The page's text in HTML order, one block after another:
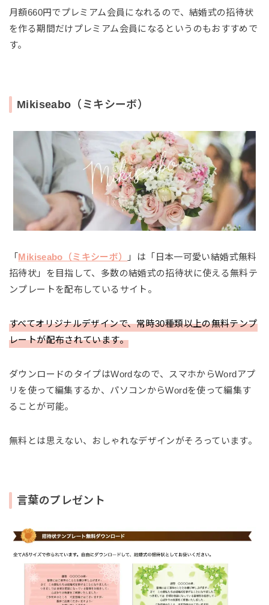
月額660円でプレミアム会員になれるので、結婚式の招待状
を作る期間だけプレミアム会員になるというのもおすすめで
す。
Mikiseabo（ミキシーボ）
「 Mikiseabo（ミキシーボ）
」は「日本一可愛い結婚式無料
招待状」を目指して、多数の結婚式の招待状に使える無料テ
ンプレートを配布しているサイト。
すべてオリジナルデザインで、常時30種類以上の無料テンプ
レートが配布されています。
ダウンロードのタイプはWordなので、スマホからWordアプ
リを使って編集するか、パソコンからWordを使って編集す
ることが可能。
無料とは思えない、おしゃれなデザインがそろっています。
言葉のプレゼント